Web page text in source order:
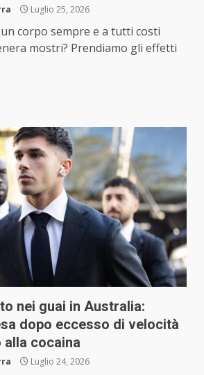
Luglio 25, 2026
un corpo sempre e a tutti costi
mostri? Prendiamo gli effetti
nei guai in Australia:
dopo eccesso di velocità
cocaina
Luglio 24, 2026